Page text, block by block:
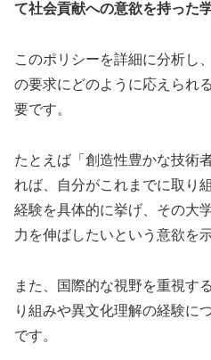
て社会貢献への意欲を持った
このポリシーを詳細に分析し
の要求にどのように応えられ
要です。
たとえば「創造性豊かな技術
れば、自分がこれまでに取り
経験を具体的に挙げ、その大
力を伸ばしたいという意欲を
また、国際的な視野を重視す
り組みや異文化理解の経験に
です。